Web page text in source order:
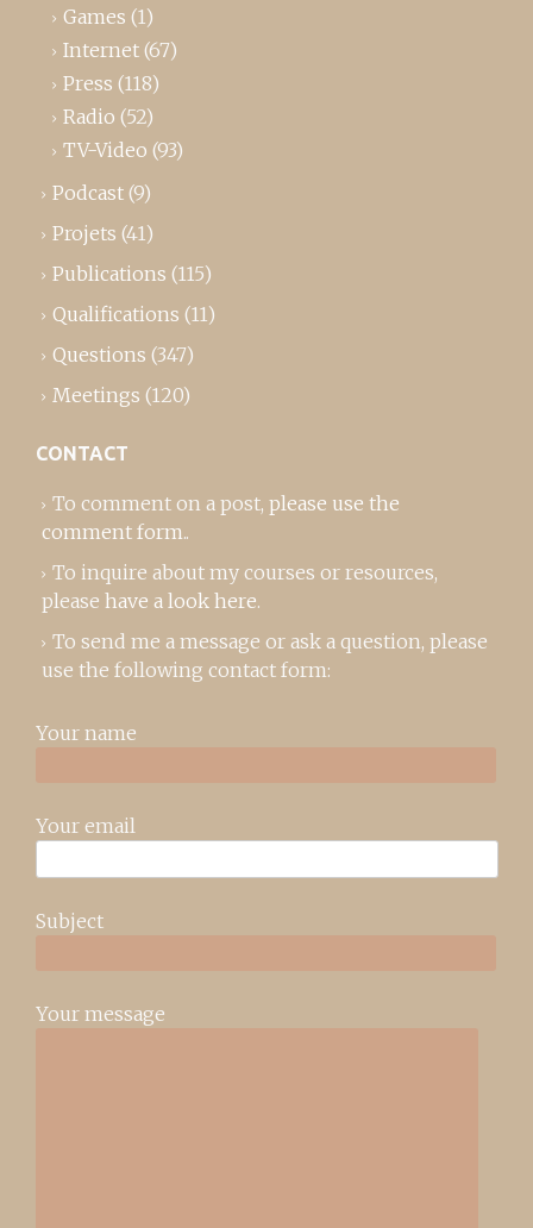
Games (1)
Internet (67)
Press (118)
Radio (52)
TV-Video (93)
Podcast (9)
Projets (41)
Publications (115)
Qualifications (11)
Questions (347)
Meetings (120)
CONTACT
To comment on a post, please use the
comment form..
To inquire about my courses or resources,
please have a look here.
To send me a message or ask a question, please
use the following contact form:
Your name
Your email
Subject
Your message